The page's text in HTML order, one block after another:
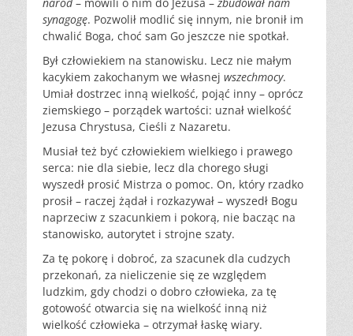
synagogę. Pozwolił modlić się innym, nie bronił im
chwalić Boga, choć sam Go jeszcze nie spotkał.
Był człowiekiem na stanowisku. Lecz nie małym
kacykiem zakochanym we własnej wszechmocy.
Umiał dostrzec inną wielkość, pojąć inny – oprócz
ziemskiego – porządek wartości: uznał wielkość
Jezusa Chrystusa, Cieśli z Nazaretu.
Musiał też być człowiekiem wielkiego i prawego
serca: nie dla siebie, lecz dla chorego sługi
wyszedł prosić Mistrza o pomoc. On, który rzadko
prosił – raczej żądał i rozkazywał – wyszedł Bogu
naprzeciw z szacunkiem i pokorą, nie bacząc na
stanowisko, autorytet i strojne szaty.
Za tę pokorę i dobroć, za szacunek dla cudzych
przekonań, za nieliczenie się ze względem
ludzkim, gdy chodzi o dobro człowieka, za tę
gotowość otwarcia się na wielkość inną niż
wielkość człowieka – otrzymał łaskę wiary.